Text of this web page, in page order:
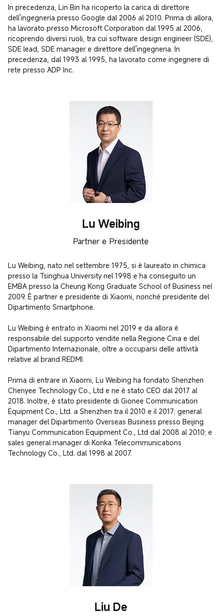
In precedenza, Lin Bin ha ricoperto la carica di direttore
dell'ingegneria presso Google dal 2006 al 2010. Prima di allora,
ha lavorato presso Microsoft Corporation dal 1995 al 2006,
ricoprendo diversi ruoli, tra cui software design engineer (SDE),
SDE lead, SDE manager e direttore dell'ingegneria. In
precedenza, dal 1993 al 1995, ha lavorato come ingegnere di
rete presso ADP Inc.
Lu Weibing
Partner e Presidente
Lu Weibing, nato nel settembre 1975, si è laureato in chimica
presso la Tsinghua University nel 1998 e ha conseguito un
EMBA presso la Cheung Kong Graduate School of Business nel
2009. È partner e presidente di Xiaomi, nonché presidente del
Dipartimento Smartphone.
Lu Weibing è entrato in Xiaomi nel 2019 e da allora è
responsabile del supporto vendite nella Regione Cina e del
Dipartimento Internazionale, oltre a occuparsi delle attività
relative al brand REDMI.
Prima di entrare in Xiaomi, Lu Weibing ha fondato Shenzhen
Chenyee Technology Co., Ltd e ne è stato CEO dal 2017 al
2018. Inoltre, è stato presidente di Gionee Communication
Equipment Co., Ltd. a Shenzhen tra il 2010 e il 2017; general
manager del Dipartimento Overseas Business presso Beijing
Tianyu Communication Equipment Co., Ltd dal 2008 al 2010; e
sales general manager di Konka Telecommunications
Technology Co., Ltd. dal 1998 al 2007.
Liu De